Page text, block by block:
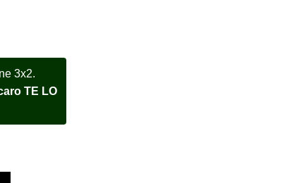
3x2.
TE LO
Pepsi Bezel orologio assemblato quantità